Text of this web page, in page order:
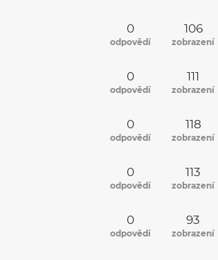
0
odpovědí
106
zobrazení
0
odpovědí
111
zobrazení
0
odpovědí
118
zobrazení
0
odpovědí
113
zobrazení
0
odpovědí
93
zobrazení